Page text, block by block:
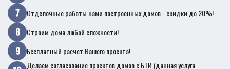
Отделочные работы нами построенных домов - скидки до 20%!
Строим дома любой сложности!
Бесплатный расчет Вашего проекта!
Делаем согласование проектов домов с БТИ (данная услуга